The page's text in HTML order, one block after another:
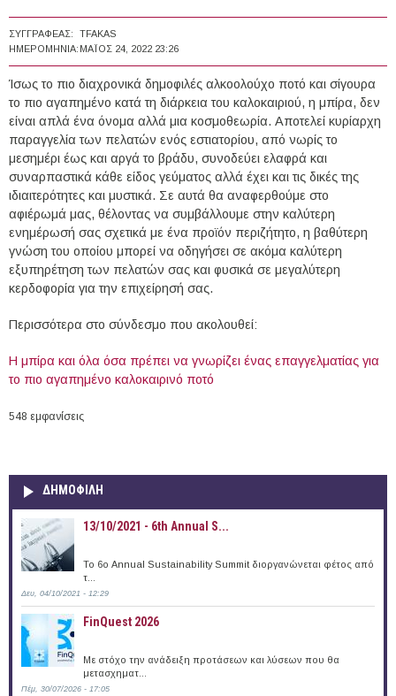
ΣΥΓΓΡΑΦΈΑΣ:
TFAKAS
ΗΜΕΡΟΜΗΝΊΑ: ΜΆΙΟΣ 24, 2022 23:26
Ίσως το πιο διαχρονικά δημοφιλές αλκοολούχο ποτό και σίγουρα
το πιο αγαπημένο κατά τη διάρκεια του καλοκαιριού, η μπίρα, δεν
είναι απλά ένα όνομα αλλά μια κοσμοθεωρία. Αποτελεί κυρίαρχη
παραγγελία των πελατών ενός εστιατορίου, από νωρίς το
μεσημέρι έως και αργά το βράδυ, συνοδεύει ελαφρά και
συναρπαστικά κάθε είδος γεύματος αλλά έχει και τις δικές της
ιδιαιτερότητες και μυστικά. Σε αυτά θα αναφερθούμε στο
αφιέρωμά μας, θέλοντας να συμβάλλουμε στην καλύτερη
ενημέρωσή σας σχετικά με ένα προϊόν περιζήτητο, η βαθύτερη
γνώση του οποίου μπορεί να οδηγήσει σε ακόμα καλύτερη
εξυπηρέτηση των πελατών σας και φυσικά σε μεγαλύτερη
κερδοφορία για την επιχείρησή σας.
Περισσότερα στο σύνδεσμο που ακολουθεί:
H μπίρα και όλα όσα πρέπει να γνωρίζει ένας επαγγελματίας για
το πιο αγαπημένο καλοκαιρινό ποτό
548 εμφανίσεις
ΔΗΜΟΦΙΛΗ
13/10/2021 - 6th Annual S...
To 6ο Annual Sustainability Summit διοργανώνεται φέτος από
τ...
Δευ, 04/10/2021 - 12:29
FinQuest 2026
Με στόχο την ανάδειξη προτάσεων και λύσεων που θα
μετασχηματ...
Πέμ, 30/07/2026 - 17:05